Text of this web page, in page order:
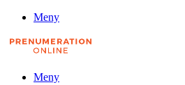
Meny
Meny